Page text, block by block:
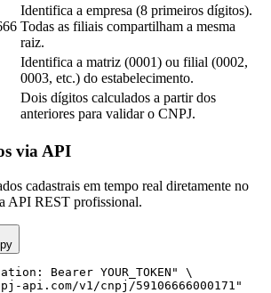
Identifica a empresa (8 primeiros dígitos).
Todas as filiais compartilham a mesma
raiz.
Identifica a matriz (0001) ou filial (0002,
0003, etc.) do estabelecimento.
Dois dígitos calculados a partir dos
anteriores para validar o CNPJ.
via API
cadastrais em tempo real diretamente no
API REST profissional.
Bearer YOUR_TOKEN" \
api.com/v1/cnpj/59106666000171"